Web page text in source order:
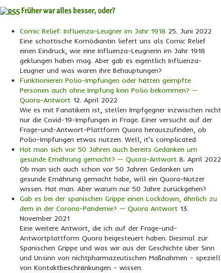
Früher war alles besser, oder?
Comic Relief: Influenza-Leugner im Jahr 1918 25. Juni 2022
Eine schottische Komödiantin liefert uns als Comic Relief
einen Eindruck, wie eine Influenza-Leugnerin im Jahr 1918
geklungen haben mag. Aber gab es eigentlich Influenza-
Leugner und was waren ihre Behauptungen?
Funktionieren Polio-Impfungen oder hätten geimpfte
Personen auch ohne Impfung kein Polio bekommen? —
Quora-Antwort 12. April 2022
Wie es mit Fanatikern ist, stellen Impfgegner inzwischen nicht
nur die Covid-19-Impfungen in Frage. Einer versucht auf der
Frage-und-Antwort-Plattform Quora herauszufinden, ob
Polio-Impfungen etwas nutzen. Well, it's complicated.
Hat man sich vor 50 Jahren auch bereits Gedanken um
gesunde Ernährung gemacht? — Quora-Antwort 8. April 2022
Ob man sich auch schon vor 50 Jahren Gedanken um
gesunde Ernährung gemacht habe, will ein Quora-Nutzer
wissen. Hat man. Aber warum nur 50 Jahre zurückgehen?
Gab es bei der spanischen Grippe einen Lockdown, ähnlich zu
dem in der Corona-Pandemie? — Quora Antwort 13.
November 2021
Eine weitere Antwort, die ich auf der Frage-und-
Antwortplattform Quora beigesteuert haben. Diesmal zur
Spanischen Grippe und was wir aus der Geschichte über Sinn
und Unsinn von nichtpharmazeutischen Maßnahmen - speziell
von Kontaktbeschränkungen - wissen.